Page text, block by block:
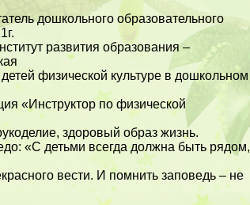
дошкольного образовательного
развития образования –
физической культуре в дошкольном
«Инструктор по физической
здоровый образ жизнь.
«С детьми всегда должна быть рядом,
вести. И помнить заповедь – не